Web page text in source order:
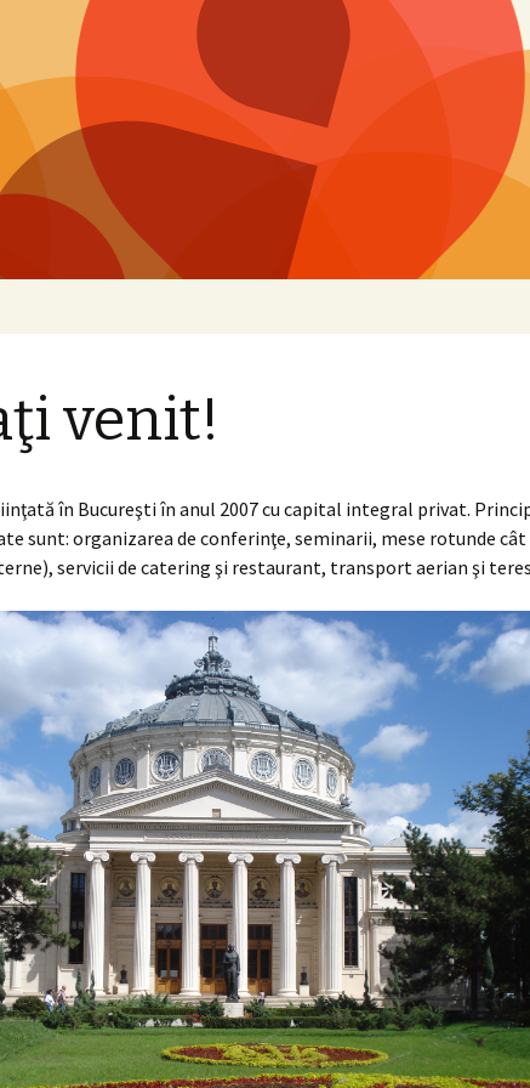
venit!
în Bucureşti în anul 2007 cu capital integral privat.
sunt: organizarea de conferinţe, seminarii, mese rotunde cât
servicii de catering şi restaurant, transport aerian şi